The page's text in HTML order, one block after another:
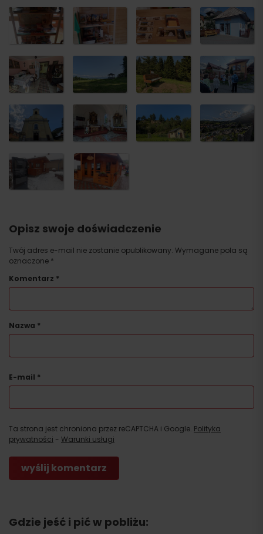
Opisz swoje doświadczenie
Twój adres e-mail nie zostanie opublikowany. Wymagane pola są
oznaczone *
Komentarz *
Nazwa *
E-mail *
Ta strona jest chroniona przez reCAPTCHA i Google. Polityka
prywatności - Warunki usługi
Gdzie jeść i pić w pobliżu: